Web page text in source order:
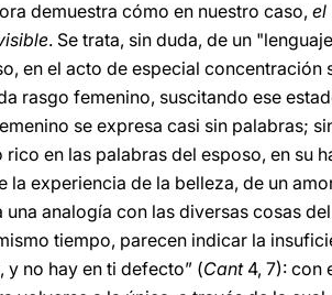
demuestra cómo en nuestro caso, el
. Se trata, sin duda, de un
en el acto de especial concentración
rasgo femenino, suscitando ese
se expresa casi sin palabras;
en las palabras del esposo, en su
la experiencia de la belleza, de un
analogía con las diversas cosas
tiempo, parecen indicar la
, y no hay en ti defecto” (Cant 4, 7): con